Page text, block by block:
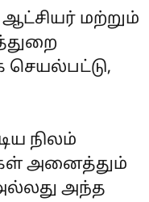
ஆட்சியர் மற்றும்
செயல்பட்டு,
நிலம்
அனைத்தும்
அந்த